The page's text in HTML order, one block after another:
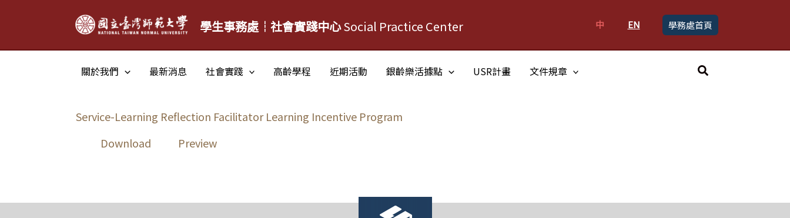
學生事務處┆社會實踐中心Social Practice Center 中 EN 學務處首頁
關於我們 最新消息 社會實踐 高齡學程 近期活動 銀齡樂活據點 USR計畫 文件規章
搜
Service-Learning Reflection Facilitator Learning Incentive Program
Download
Preview